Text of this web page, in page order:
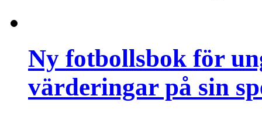
Ny fotbollsbok för
värderingar på sin